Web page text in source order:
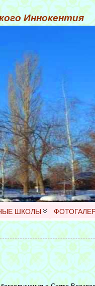
Иннокентия
ШКОЛЫ